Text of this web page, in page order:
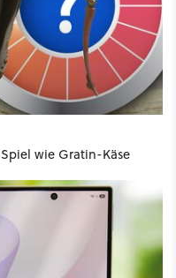
wie Gratin-Käse